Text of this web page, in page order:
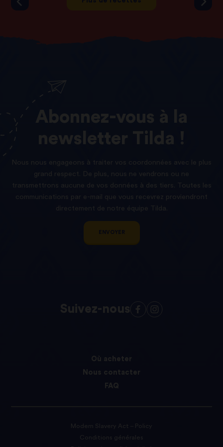
Abonnez-vous
la
newsletter
Tilda !
Nous nous engageons à traiter vos coordonnées avec le plus
grand respect. De plus, nous ne vendrons ou ne
transmettrons aucune de vos données à des tiers. Toutes les
communications par e-mail que vous recevrez proviendront
directement de notre équipe Tilda.
ENVOYER
Suivez-nous
Où acheter
Nous contacter
FAQ
Modern Slavery Act – Policy
Conditions générales